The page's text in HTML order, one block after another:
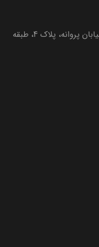
تهران، بزرگراه جلال آل احمد، خیابان پروانه، پلاک 4، طبقه